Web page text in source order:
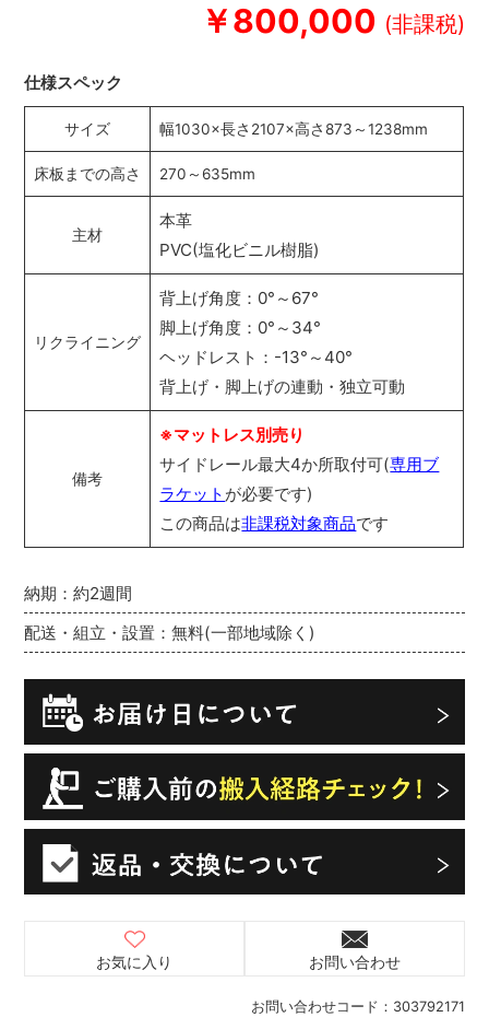
￥800,000
お問い合わせコード： 303792171
納期：約2週間
配送・組立・設置：無料(一部地域除く)
お気に入り お問い合わせ
仕様スペック
サイズ 幅1030×長さ2107×高さ873～1238mm
床板までの高さ 270～635mm
主材
本革
PVC(塩化ビニル樹脂)
リクライニング
背上げ角度：0°～67°
脚上げ角度：0°～34°
ヘッドレスト：-13°～40°
背上げ・脚上げの連動・独立可動
備考
※マットレス別売り
サイドレール最大4か所取付可(専用ブ
ラケット が必要です)
この商品は非課税対象商品です